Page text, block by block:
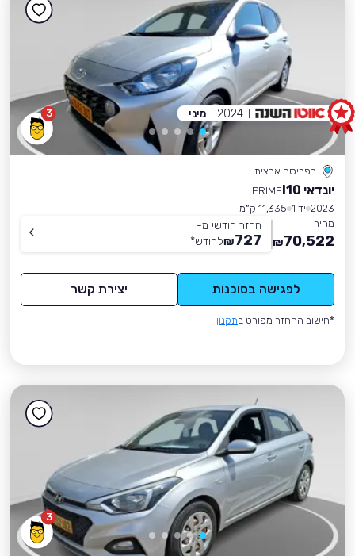
3
בפריסה ארצית
יונדאי I10
PRIME
2023 יד 1
11,335 ק״מ
מחיר
70,522
₪
החזר חודשי מ-
727
₪לחודש*
לפגישה בסוכנות יצירת קשר
*חישוב ההחזר מפורט בתקנון
2024 מיני
3